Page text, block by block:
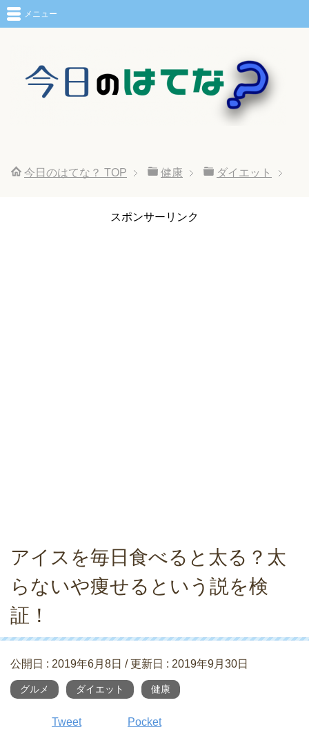
メニュー
今日のはてな？ TOP 健康 ダイエット
スポンサーリンク
アイスを毎日食べると太る？太
らないや痩せるという説を検
証！
公開日 : 2019年6月8日 / 更新日 : 2019年9月30日
グルメ ダイエット 健康
Tweet Pocket